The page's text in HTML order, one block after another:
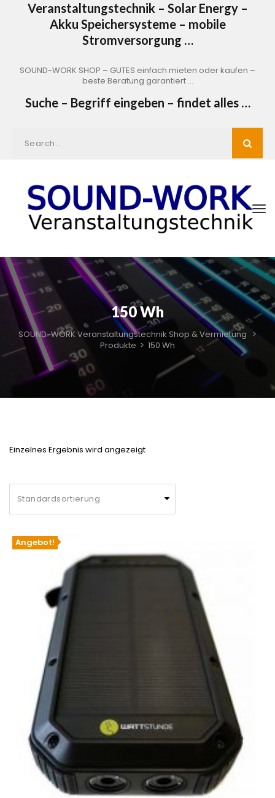
Veranstaltungstechnik – Solar Energy –
Akku Speichersysteme – mobile
Stromversorgung …
SOUND-WORK SHOP – GUTES einfach mieten oder kaufen –
beste Beratung garantiert …
Suche – Begriff eingeben – findet alles …
150 Wh
SOUND-WORK Veranstaltungstechnik Shop & Vermietung >
Produkte > 150 Wh
Einzelnes Ergebnis wird angezeigt
Angebot!